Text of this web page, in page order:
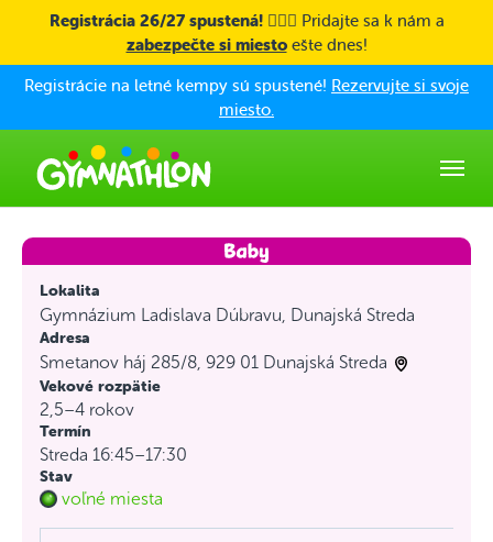
Skip to main content
Registrácia 26/27 spustená! 🤸🏼‍♀️ Pridajte sa k nám a
zabezpečte si miestoešte dnes!
Registrácie na letné kempy sú spustené! Rezervujte si svoje
miesto.
Lokalita
Gymnázium Ladislava Dúbravu, Dunajská Streda
Adresa
Smetanov háj 285/8, 929 01 Dunajská Streda
Vekové rozpätie
2,5–4 rokov
Termín
Streda 16:45–17:30
Stav
voľné miesta